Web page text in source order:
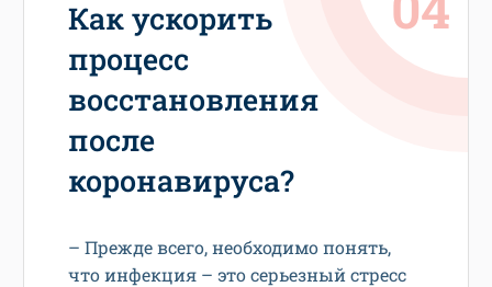
Как ускорить
процесс
восстановления
после
коронавируса?
– Прежде всего, необходимо понять,
что инфекция – это серьезный стресс